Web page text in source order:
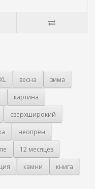
весна
зима
картина
сверхширокий
неопрен
12 месяцев
камни
книга